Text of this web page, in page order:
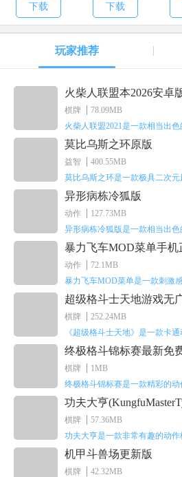
下载 下载
玩家推荐
火柴人联盟本2026安卓
棋牌
78.09MB
莫比乌斯之环原版
益智
400.55MB
异形病栋冷狐版
动作
127.73MB
暴力飞车MOD菜单手机
动作
72.1MB
超级格斗士天地游戏无
棋牌
252.24MB
终极格斗锦标赛最新免
棋牌
1MB
功夫大亨
棋牌
57.36MB
机甲斗兽场更新版
棋牌 42.32MB